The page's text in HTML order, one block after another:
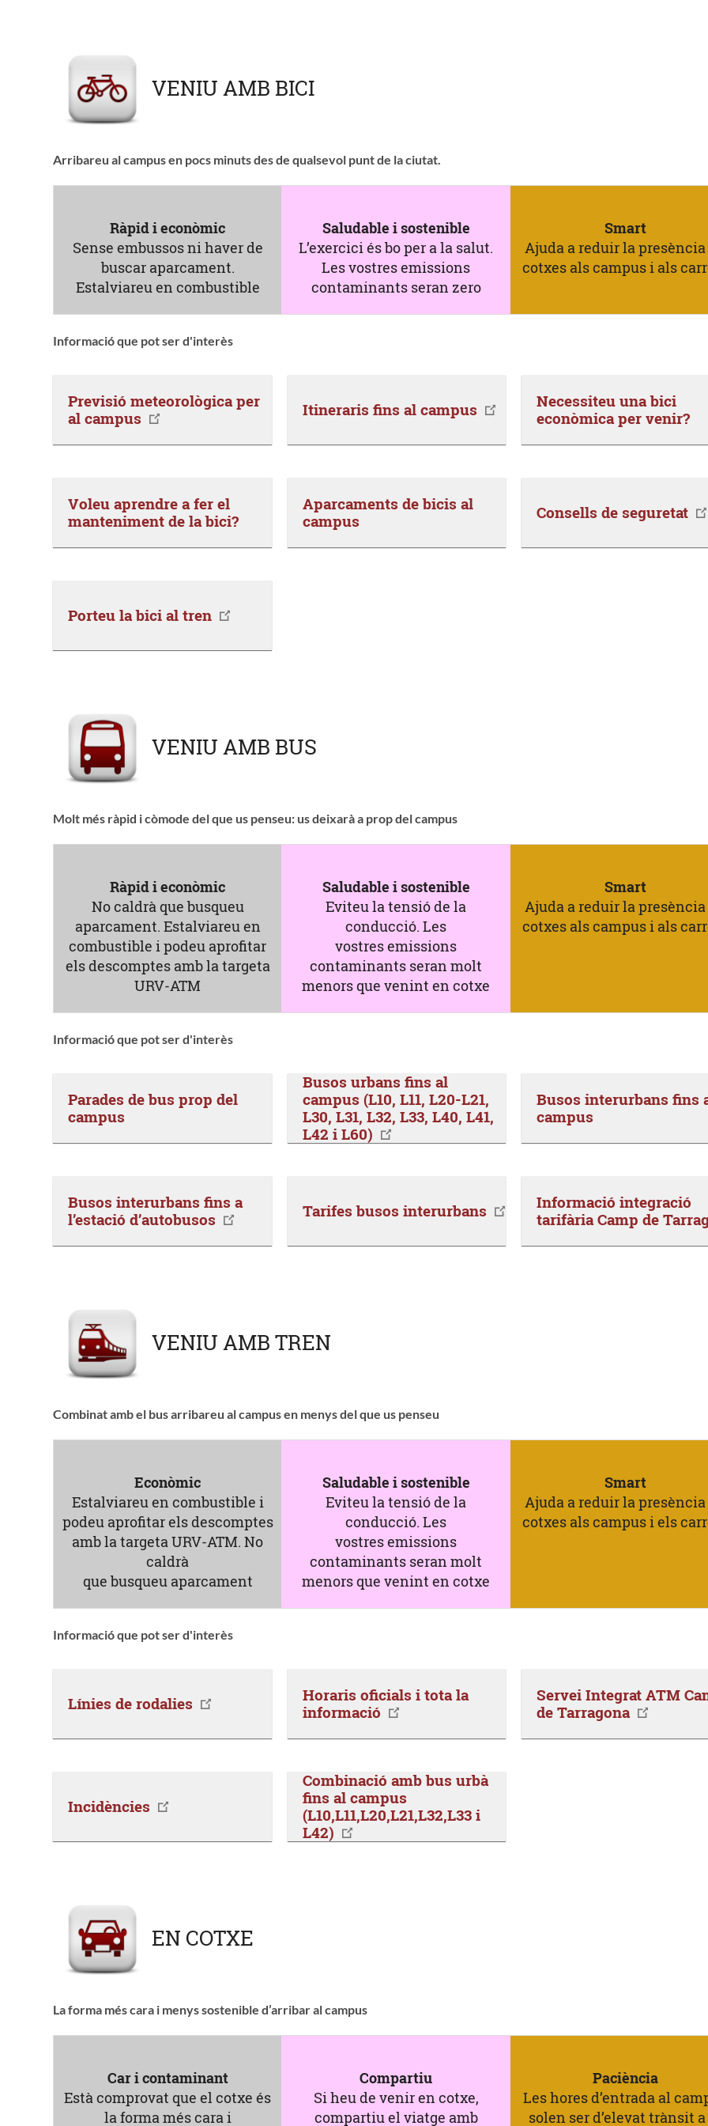
VENIU AMB BICI
Arribareu al campus en pocs minuts des de qualsevol punt de la ciutat.
Ràpid i econòmic
Sense embussos ni haver de
buscar aparcament.
Estalviareu en combustible
Saludable i sostenible
L’exercici és bo per a la salut.
Les vostres emissions
contaminants seran zero
Smart
Ajuda a reduir la presència
cotxes als campus i als
Informació que pot ser d'interès
Previsió meteorològica per
al campus
Itineraris fins al campus
Necessiteu una bici
econòmica per venir?
Voleu aprendre a fer el
manteniment de la bici?
Aparcaments de bicis al
campus
Consells de seguretat
Porteu la bici al tren
VENIU AMB BUS
Molt més ràpid i còmode del que us penseu: us deixarà a prop del campus
Ràpid i econòmic
No caldrà que busqueu
aparcament. Estalviareu en
combustible i podeu aprofitar
els descomptes amb la targeta
URV-ATM
Saludable i sostenible
Eviteu la tensió de la
conducció. Les
vostres emissions
contaminants seran molt
menors que venint en cotxe
Smart
Ajuda a reduir la presència
cotxes als campus i als
Informació que pot ser d'interès
Parades de bus prop del
campus
Busos urbans fins al
campus (L10, L11, L20-L21,
L30, L31, L32, L33, L40, L41,
L42 i L60)
Busos interurbans fins
campus
Busos interurbans fins a
l’estació d’autobusos
Tarifes busos interurbans
Informació integració
tarifària Camp de
VENIU AMB TREN
Combinat amb el bus arribareu al campus en menys del que us penseu
Econòmic
Estalviareu en combustible i
podeu aprofitar els descomptes
amb la targeta URV-ATM. No
caldrà
que busqueu aparcament
Saludable i sostenible
Eviteu la tensió de la
conducció. Les
vostres emissions
contaminants seran molt
menors que venint en cotxe
Smart
Ajuda a reduir la presència
cotxes als campus i els
Informació que pot ser d'interès
Línies de rodalies
Horaris oficials i tota la
informació
Servei Integrat ATM
de Tarragona
Incidències
Combinació amb bus urbà
fins al campus
(L10,L11,L20,L21,L32,L33 i
L42)
EN COTXE
La forma més cara i menys sostenible d’arribar al campus
Car i contaminant
Està comprovat que el cotxe és
la forma més cara i
Compartiu
Si heu de venir en cotxe,
compartiu el viatge amb
Paciència
Les hores d’entrada al
solen ser d’elevat trànsit